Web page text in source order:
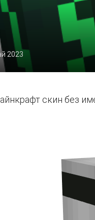
2023
скин без